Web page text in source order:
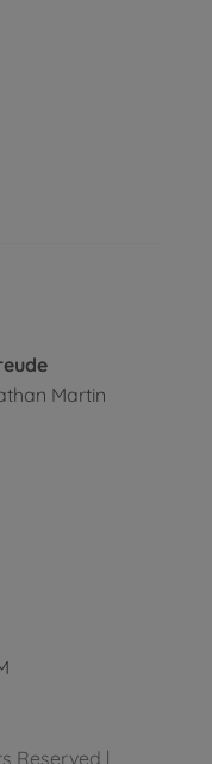
Martin
Reserved |